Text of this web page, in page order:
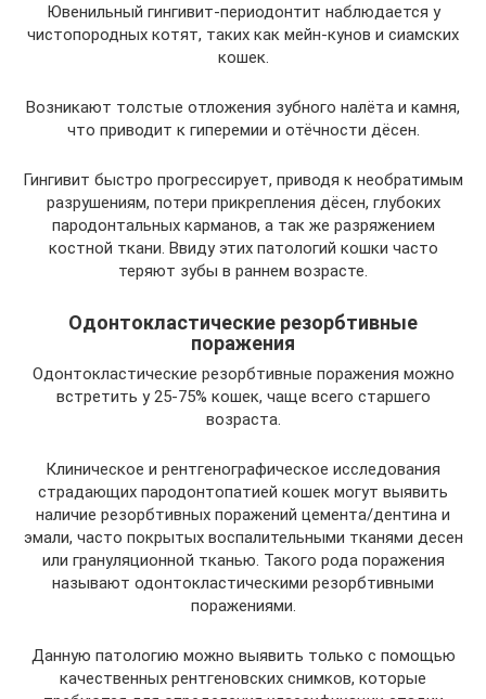
Ювенильный гингивит-периодонтит наблюдается у
чистопородных котят, таких как мейн-кунов и сиамских
кошек.
Возникают толстые отложения зубного налёта и камня,
что приводит к гиперемии и отёчности дёсен.
Гингивит быстро прогрессирует, приводя к необратимым
разрушениям, потери прикрепления дёсен, глубоких
пародонтальных карманов, а так же разряжением
костной ткани. Ввиду этих патологий кошки часто
теряют зубы в раннем возрасте.
Одонтокластические резорбтивные
поражения
Одонтокластические резорбтивные поражения можно
встретить у 25-75% кошек, чаще всего старшего
возраста.
Клиническое и рентгенографическое исследования
страдающих пародонтопатией кошек могут выявить
наличие резорбтивных поражений цемента/дентина и
эмали, часто покрытых воспалительными тканями десен
или грануляционной тканью. Такого рода поражения
называют одонтокластическими резорбтивными
поражениями.
Данную патологию можно выявить только с помощью
качественных рентгеновских снимков, которые